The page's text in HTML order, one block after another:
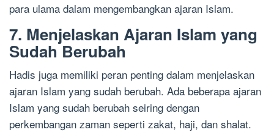
para ulama dalam mengembangkan ajaran Islam.
7. Menjelaskan Ajaran Islam yang
Sudah Berubah
Hadis juga memiliki peran penting dalam menjelaskan
ajaran Islam yang sudah berubah. Ada beberapa ajaran
Islam yang sudah berubah seiring dengan
perkembangan zaman seperti zakat, haji, dan shalat.